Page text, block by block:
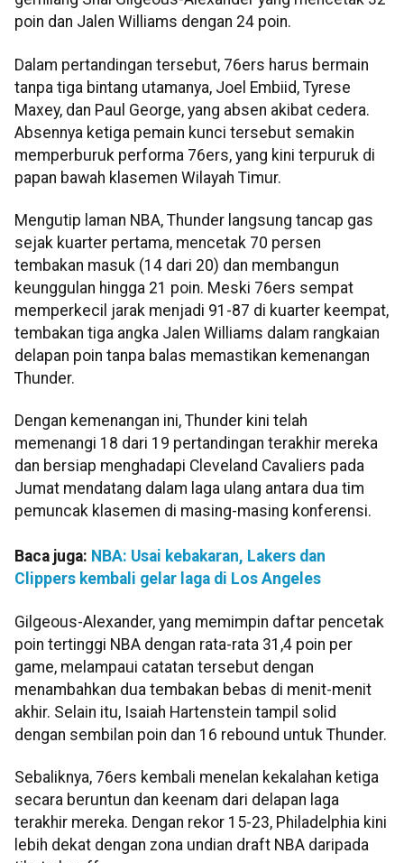
poin dan Jalen Williams dengan 24 poin.
Dalam pertandingan tersebut, 76ers harus bermain
tanpa tiga bintang utamanya, Joel Embiid, Tyrese
Maxey, dan Paul George, yang absen akibat cedera.
Absennya ketiga pemain kunci tersebut semakin
memperburuk performa 76ers, yang kini terpuruk di
papan bawah klasemen Wilayah Timur.
Mengutip laman NBA, Thunder langsung tancap gas
sejak kuarter pertama, mencetak 70 persen
tembakan masuk (14 dari 20) dan membangun
keunggulan hingga 21 poin. Meski 76ers sempat
memperkecil jarak menjadi 91-87 di kuarter keempat,
tembakan tiga angka Jalen Williams dalam rangkaian
delapan poin tanpa balas memastikan kemenangan
Thunder.
Dengan kemenangan ini, Thunder kini telah
memenangi 18 dari 19 pertandingan terakhir mereka
dan bersiap menghadapi Cleveland Cavaliers pada
Jumat mendatang dalam laga ulang antara dua tim
pemuncak klasemen di masing-masing konferensi.
Baca juga: NBA: Usai kebakaran, Lakers dan
Clippers kembali gelar laga di Los Angeles
Gilgeous-Alexander, yang memimpin daftar pencetak
poin tertinggi NBA dengan rata-rata 31,4 poin per
game, melampaui catatan tersebut dengan
menambahkan dua tembakan bebas di menit-menit
akhir. Selain itu, Isaiah Hartenstein tampil solid
dengan sembilan poin dan 16 rebound untuk Thunder.
Sebaliknya, 76ers kembali menelan kekalahan ketiga
secara beruntun dan keenam dari delapan laga
terakhir mereka. Dengan rekor 15-23, Philadelphia kini
lebih dekat dengan zona undian draft NBA daripada